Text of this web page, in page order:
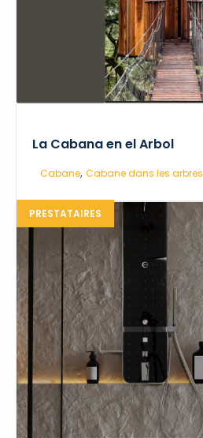
La Cabana en el Arbol
Cabane, Cabane dans les arbres
PRESTATAIRES